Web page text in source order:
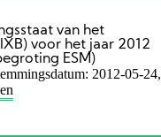
van het
voor het jaar 2012
ESM)
2012-05-24,